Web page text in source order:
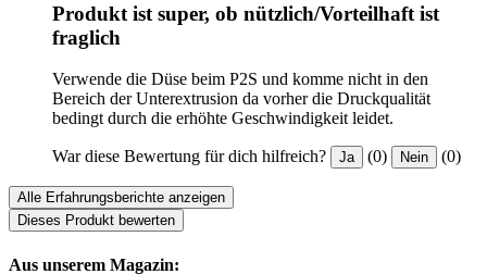
Produkt ist super, ob nützlich/Vorteilhaft ist
fraglich
Verwende die Düse beim P2S und komme nicht in den
Bereich der Unterextrusion da vorher die Druckqualität
bedingt durch die erhöhte Geschwindigkeit leidet.
War diese Bewertung für dich hilfreich? Ja (0) Nein (0)
Alle Erfahrungsberichte anzeigen
Dieses Produkt bewerten
Aus unserem Magazin: